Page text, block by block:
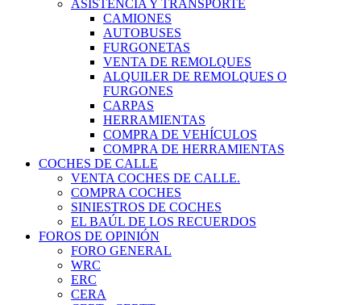
ASISTENCIA Y TRANSPORTE
CAMIONES
AUTOBUSES
FURGONETAS
VENTA DE REMOLQUES
ALQUILER DE REMOLQUES O
FURGONES
CARPAS
HERRAMIENTAS
COMPRA DE VEHÍCULOS
COMPRA DE HERRAMIENTAS
COCHES DE CALLE
VENTA COCHES DE CALLE.
COMPRA COCHES
SINIESTROS DE COCHES
EL BAÚL DE LOS RECUERDOS
FOROS DE OPINIÓN
FORO GENERAL
WRC
ERC
CERA